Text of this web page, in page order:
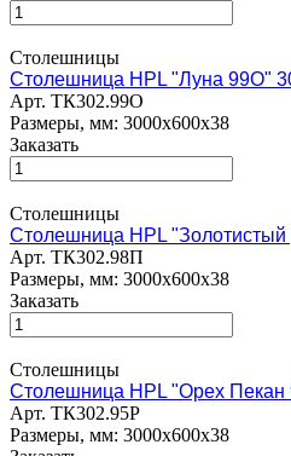
Столешницы
Столешница HPL "Луна 99О"
Арт. ТК302.99О
Размеры, мм: 3000х600х38
Заказать
Столешницы
Столешница HPL
Арт. ТК302.98П
Размеры, мм: 3000х600х38
Заказать
Столешницы
Столешница HPL "Орех Пекан
Арт. ТК302.95Р
Размеры, мм: 3000х600х38